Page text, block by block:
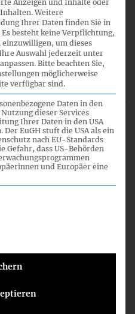
den öffentlichen Teil der 36.
am 5. und 6. März 2015
noch fehlenden Papiere
zum BilRUG
Standards Committee
Stellungnahme zum
Der DRSC
verschiedenen
Kritikpunkte betreffen
Anzeigen und Inhalte oder
Weitere
Ihrer Daten finden Sie in
Es besteht keine Verpflichtung,
um dieses
Auswahl jederzeit unter
Bitte beachten Sie,
möglicherweise
verfügbar sind.
Daten in den
dieser Services
Ihrer Daten in den USA
Der EuGH stuft die USA als ein
nach EU-Standards
Gefahr, dass US-Behörden
und Europäer eine
Gruppen, für die eine